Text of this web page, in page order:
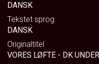
DANSK
Tekstet sprog
DANSK
Originaltitel
VORES LØFTE - DK